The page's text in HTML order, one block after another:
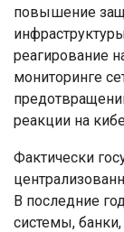
повышение
реагирование
мониторинге
реакции на
Фактически
В последние
системы,